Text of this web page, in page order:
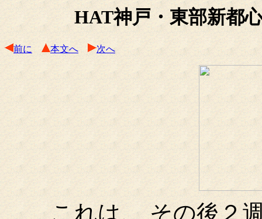
HAT神戸・東部新都
前に 本文へ 次へ
これは、 その後２